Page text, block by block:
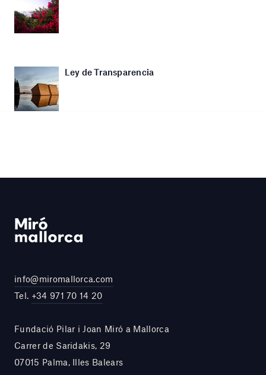
Ley de Transparencia
info@miromallorca.com
Tel. +34 971 70 14 20
Fundació Pilar i Joan Miró a Mallorca
Carrer de Saridakis, 29
07015 Palma, Illes Balears